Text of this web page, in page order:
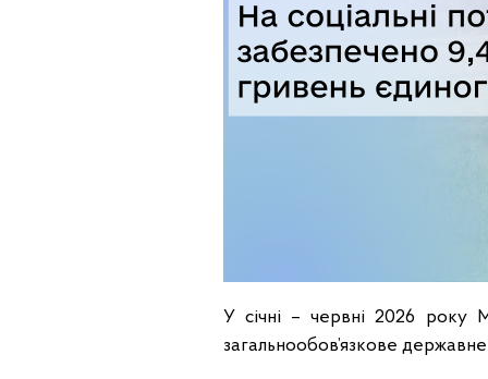
У січні – червні 2026 року
загальнообов’язкове